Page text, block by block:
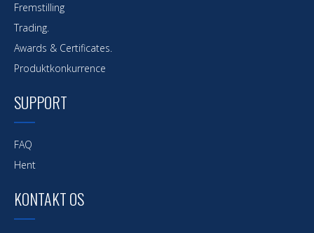
Fremstilling
Trading.
Awards & Certificates.
Produktkonkurrence
SUPPORT
FAQ
Hent
KONTAKT OS